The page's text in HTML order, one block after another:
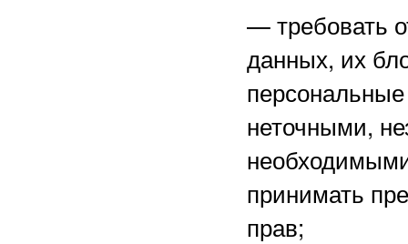
—требовать
данных, их
неточными,
принимать
прав;